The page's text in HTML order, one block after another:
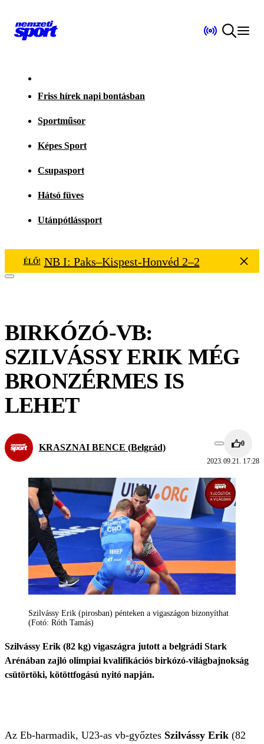
Friss hírek napi bontásban
Sportműsor
Képes Sport
Csupasport
Hátsó füves
Utánpótlássport
ÉLŐ! NB I: Paks–Kispest-Honvéd 2–2
BIRKÓZÓ-VB:
SZILVÁSSY ERIK MÉG
BRONZÉRMES IS
LEHET
KRASZNAI BENCE (Belgrád) 0
2023.09.21. 17:28
Szilvássy Erik (pirosban) pénteken a vigaszágon bizonyíthat
(Fotó: Róth Tamás)
Szilvássy Erik (82 kg) vigaszágra jutott a belgrádi Stark
Arénában zajló olimpiai kvalifikációs birkózó-világbajnokság
csütörtöki, kötöttfogású nyitó napján.
Az Eb-harmadik, U23-as vb-győztes Szilvássy Erik (82